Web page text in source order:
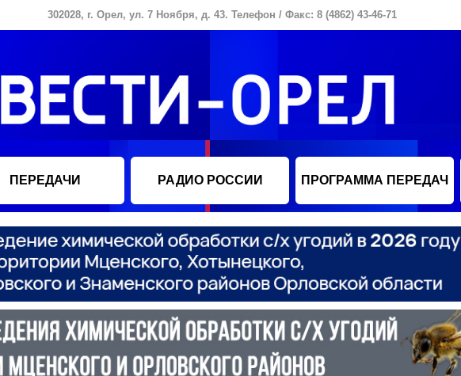
302028, г. Орел, ул. 7 Ноября, д. 43. Телефон / Факс: 8 (4862) 43-46-71
ПЕРЕДАЧИ РАДИО РОССИИ ПРОГРАММА ПЕРЕДАЧ